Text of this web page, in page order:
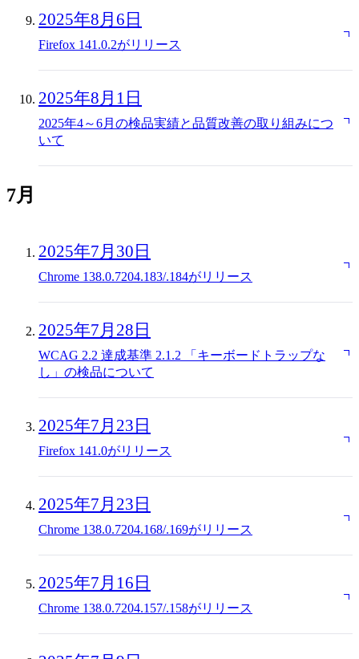
2025年8月6日
Firefox 141.0.2がリリース
2025年8月1日
2025年4～6月の検品実績と品質改善の取り組みにつ
いて
7月
2025年7月30日
Chrome 138.0.7204.183/.184がリリース
2025年7月28日
WCAG 2.2 達成基準 2.1.2 「キーボードトラップな
し」の検品について
2025年7月23日
Firefox 141.0がリリース
2025年7月23日
Chrome 138.0.7204.168/.169がリリース
2025年7月16日
Chrome 138.0.7204.157/.158がリリース